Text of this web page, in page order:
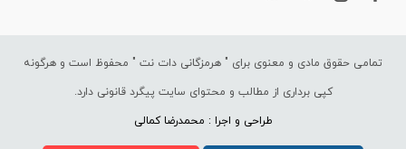
تمامی حقوق مادی و معنوی برای " هرمزگانی دات نت " محفوظ است و هرگونه
کپی برداری از مطالب و محتوای سایت پیگرد قانونی دارد.
طراحی و اجرا : محمدرضا کمالی